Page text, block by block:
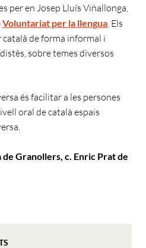
per en Josep Lluís Viñallonga,
Voluntariat per la llengua . Els
de forma informal i
sobre temes diversos
és facilitar a les persones
oral de català espais
Granollers, c. Enric Prat de